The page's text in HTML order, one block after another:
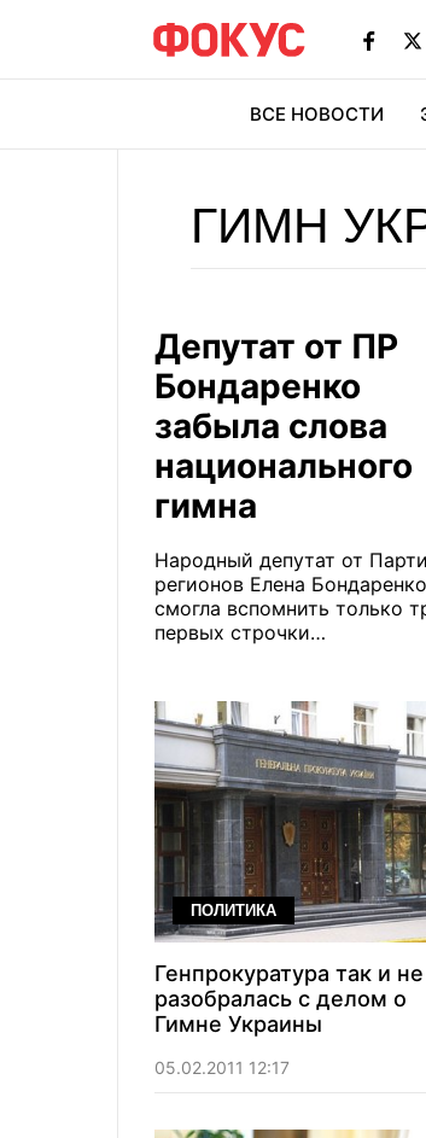
ВСЕ НОВОСТИ
ГИМН
Депутат от ПР
Бондаренко
забыла слова
национального
гимна
Народный депутат от
регионов Елена Бондаренко
смогла вспомнить только
первых строчки
ПОЛИТИКА
Генпрокуратура так и не
разобралась с делом о
Гимне Украины
05.02.2011 12:17